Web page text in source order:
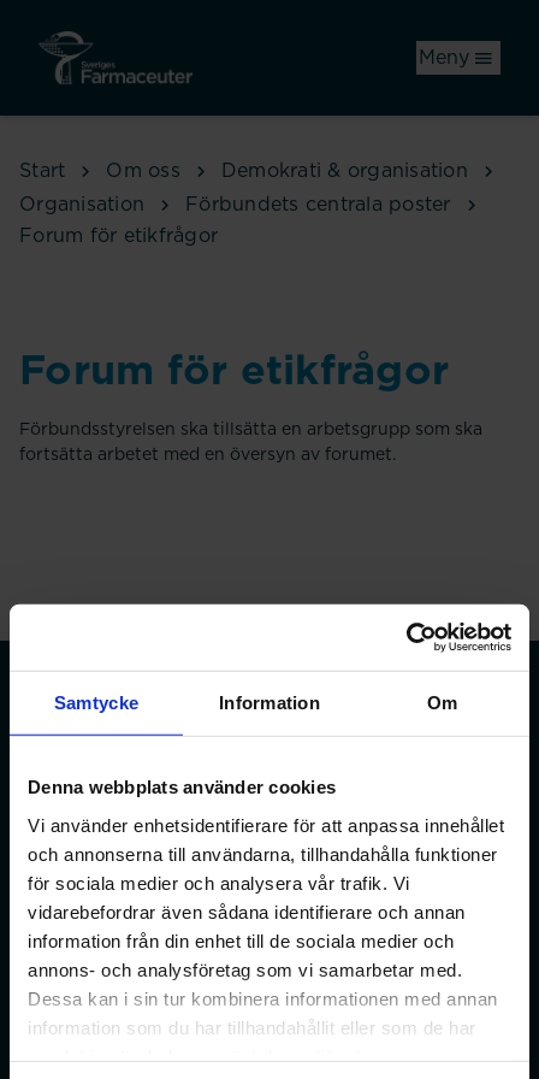
Samtycke Information Om
Denna webbplats använder cookies
Vi använder enhetsidentifierare för att anpassa innehållet
och annonserna till användarna, tillhandahålla funktioner
för sociala medier och analysera vår trafik. Vi
vidarebefordrar även sådana identifierare och annan
information från din enhet till de sociala medier och
annons- och analysföretag som vi samarbetar med.
Dessa kan i sin tur kombinera informationen med annan
information som du har tillhandahållit eller som de har
Meny
Start Om oss
Demokrati & organisation
Organisation
Förbundets centrala poster
Forum för etikfrågor
Forum för etikfrågor
Förbundsstyrelsen ska tillsätta en arbetsgrupp som ska
fortsätta arbetet med en översyn av forumet.
Förbundet för apotekare och receptarier.
Bli medlem
Min sida
På min sida kan du ändra dina uppgifter och anmäla dig
till webbinarier med mera.